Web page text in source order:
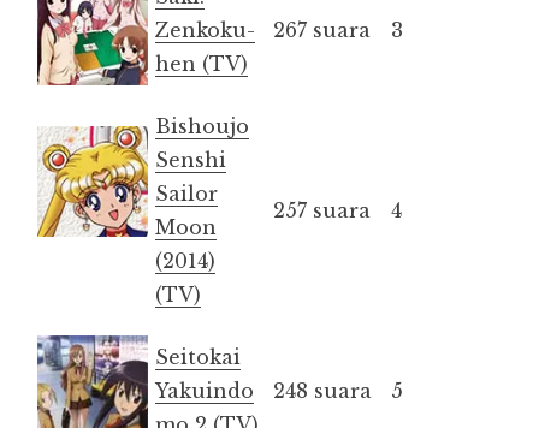
Zenkoku-
hen (TV)
267 suara 3
Bishoujo
Senshi
Sailor
Moon
(2014)
(TV)
257 suara 4
Seitokai
Yakuindo
248 suara 5